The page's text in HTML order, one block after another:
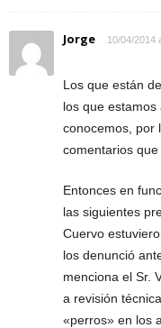
Jorge 10/04/2014
Los que están
los que
conocemos, por
comentarios
Entonces en
las siguientes
Cuervo
los denunció
menciona el Sr.
a revisión
«perros» en los